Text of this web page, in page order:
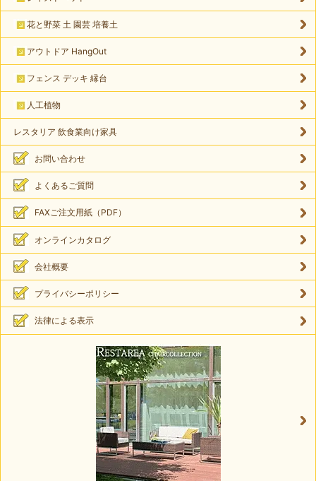
花と野菜 土 園芸 培養土
アウトドア HangOut
フェンス デッキ 縁台
人工植物
レスタリア 飲食業向け家具
お問い合わせ
よくあるご質問
FAXご注文用紙（PDF）
オンラインカタログ
会社概要
プライバシーポリシー
法律による表示